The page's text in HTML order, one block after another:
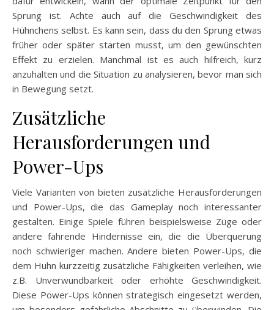
Sprung ist. Achte auch auf die Geschwindigkeit des
Hühnchens selbst. Es kann sein, dass du den Sprung etwas
früher oder später starten musst, um den gewünschten
Effekt zu erzielen. Manchmal ist es auch hilfreich, kurz
anzuhalten und die Situation zu analysieren, bevor man sich
in Bewegung setzt.
Zusätzliche
Herausforderungen und
Power-Ups
Viele Varianten von bieten zusätzliche Herausforderungen
und Power-Ups, die das Gameplay noch interessanter
gestalten. Einige Spiele führen beispielsweise Züge oder
andere fahrende Hindernisse ein, die die Überquerung
noch schwieriger machen. Andere bieten Power-Ups, die
dem Huhn kurzzeitig zusätzliche Fähigkeiten verleihen, wie
z.B. Unverwundbarkeit oder erhöhte Geschwindigkeit.
Diese Power-Ups können strategisch eingesetzt werden,